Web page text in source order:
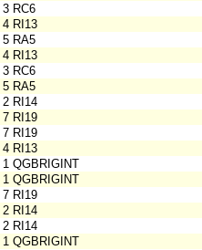
3 RC6
4 RI13
5 RA5
4 RI13
3 RC6
5 RA5
2 RI14
7 RI19
7 RI19
4 RI13
1 QGBRIGINT
1 QGBRIGINT
7 RI19
2 RI14
2 RI14
1 QGBRIGINT